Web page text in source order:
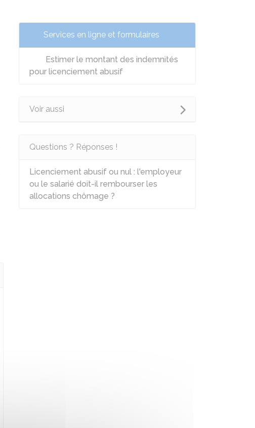
Services en ligne et formulaires
Estimer le montant des indemnités
pour licenciement abusif
Voir aussi
Questions ? Réponses !
Licenciement abusif ou nul : l'employeur
ou le salarié doit-il rembourser les
allocations chômage ?